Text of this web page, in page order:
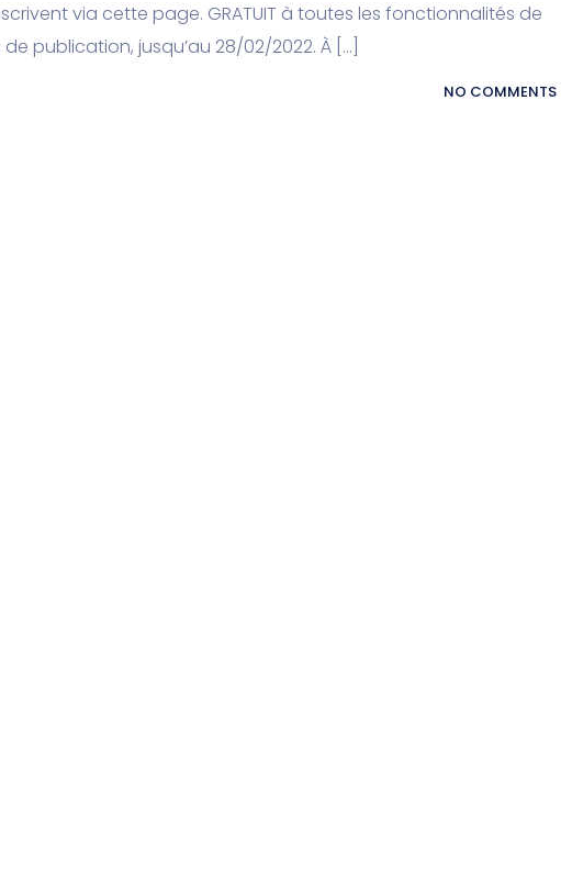
via cette page. GRATUIT à toutes les fonctionnalités de
publication, jusqu’au 28/02/2022. À […]
NO COMMENTS